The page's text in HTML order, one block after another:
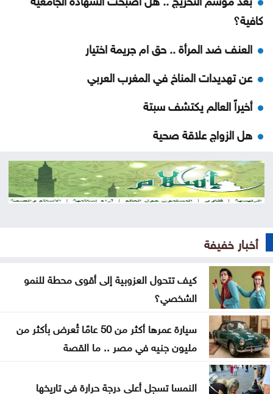
كافية؟
العنف ضد المرأة .. حق ام جريمة اختيار
عن تهديدات المناخ في المغرب العربي
أخيراً العالم يكتشف سبتة
هل الزواج علاقة صحية
من كريم خان إلى بيدرو سانشيز… كلفة الوقوف مع
فلسطين
دراسة حديثة: التحدث بأكثر من لغة يبطئ الشيخوخة
البيولوجية للدماغ
لا تغيير على موعد العودة للمدارس
تركيا والسعودية وباكستان تعتزم توقيع اتفاقية دفاع
مشترك
أميركية وإسرائيلية مضيق هرمز
أخبار خفيفة
كيف تتحول العزوبية إلى أقوى محطة للنمو
الشخصي؟
سيارة عمرها أكثر من 50 عامًا تُعرض بأكثر من
مليون جنيه في مصر .. ما القصة
النمسا تسجل أعلى درجة حرارة في تاريخها